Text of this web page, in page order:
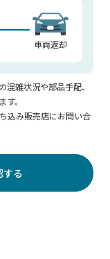
車両返却
雑状況や部品手配、
。
込み販売店にお問い合
る